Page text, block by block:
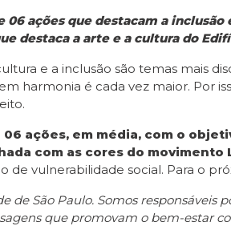
ações que destacam a
destaca a arte e a cultura do
e a inclusão são temas mais
harmonia é cada vez maior. Por
ações, em média, com o
com as cores do movimento
de vulnerabilidade social. Para o
de São Paulo. Somos
que promovam o bem-estar